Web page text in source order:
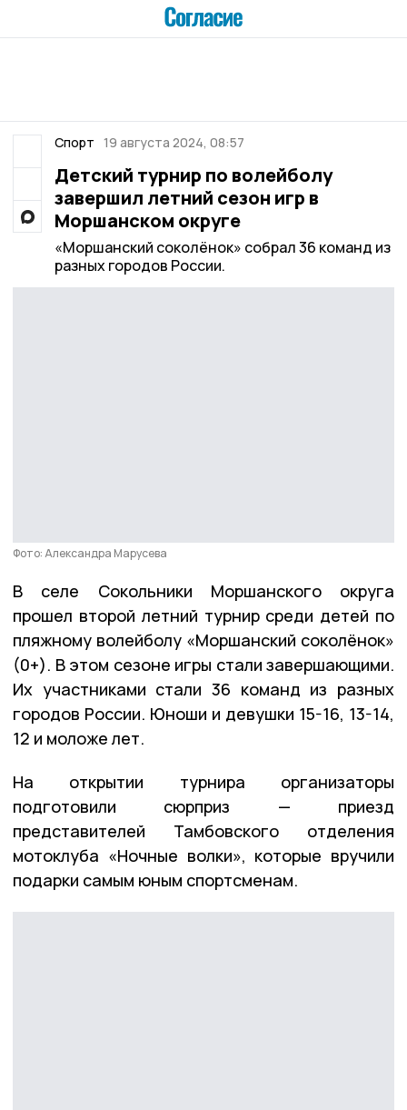
Спорт 19 августа 2024, 08:57
Детский турнир по волейболу
завершил летний сезон игр в
Моршанском округе
«Моршанский соколёнок» собрал 36 команд из
разных городов России.
Фото: Александра Марусева
В селе Сокольники Моршанского округа
прошел второй летний турнир среди детей по
пляжному волейболу «Моршанский соколёнок»
(0+). В этом сезоне игры стали завершающими.
Их участниками стали 36 команд из разных
городов России. Юноши и девушки 15-16, 13-14,
12 и моложе лет.
На открытии турнира организаторы
подготовили сюрприз — приезд
представителей Тамбовского отделения
мотоклуба «Ночные волки», которые вручили
подарки самым юным спортсменам.